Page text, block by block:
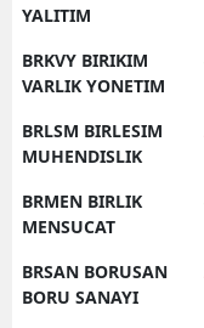
YALITIM
BRKVY BIRIKIM
VARLIK YONETIM
BRLSM BIRLESIM
MUHENDISLIK
BRMEN BIRLIK
MENSUCAT
BRSAN BORUSAN
BORU SANAYI